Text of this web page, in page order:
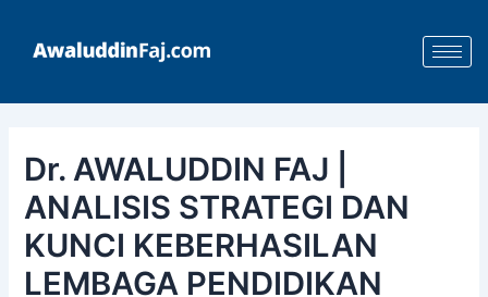
content
Dr. AWALUDDIN FAJ |
ANALISIS STRATEGI DAN
KUNCI KEBERHASILAN
LEMBAGA PENDIDIKAN
navigation